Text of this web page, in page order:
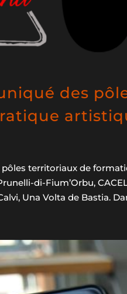
des
territoriaux de
di-Fium’Orbu,
Una Volta de Bastia.